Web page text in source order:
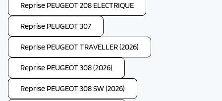
Reprise PEUGEOT 208 ELECTRIQUE
Reprise PEUGEOT 307
Reprise PEUGEOT TRAVELLER (2026)
Reprise PEUGEOT 308 (2026)
Reprise PEUGEOT 308 SW (2026)